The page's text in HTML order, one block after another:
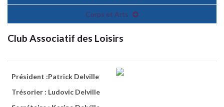
Corps et Arts
Club Associatif des Loisirs
Président :Patrick Delville
Trésorier : Ludovic Delville